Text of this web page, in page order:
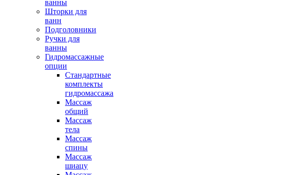
ванны
Шторки для
ванн
Подголовники
Ручки для
ванны
Гидромассажные
опции
Стандартные
комплекты
гидромассажа
Массаж
общий
Массаж
тела
Массаж
спины
Массаж
шиацу